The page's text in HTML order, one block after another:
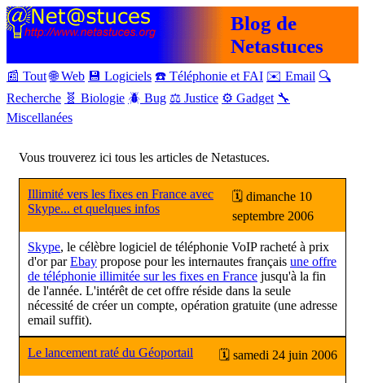
Blog de
Netastuces
📰 Tout 🌐 Web 💾 Logiciels ☎️ Téléphonie et FAI ✉️ Email 🔍
Recherche 🧬 Biologie 🪲 Bug ⚖️ Justice ⚙️ Gadget 🔧
Miscellanées
Vous trouverez ici tous les articles de Netastuces.
Illimité vers les fixes en France avec
Skype... et quelques infos
🗓 dimanche 10
septembre 2006
Skype, le célèbre logiciel de téléphonie VoIP racheté à prix
d'or parEbay propose pour les internautes français une offre
de téléphonie illimitée sur les fixes en France jusqu'à la fin
de l'année. L'intérêt de cet offre réside dans la seule
nécessité de créer un compte, opération gratuite (une adresse
email suffit).
Le lancement raté du Géoportail 🗓 samedi 24 juin 2006